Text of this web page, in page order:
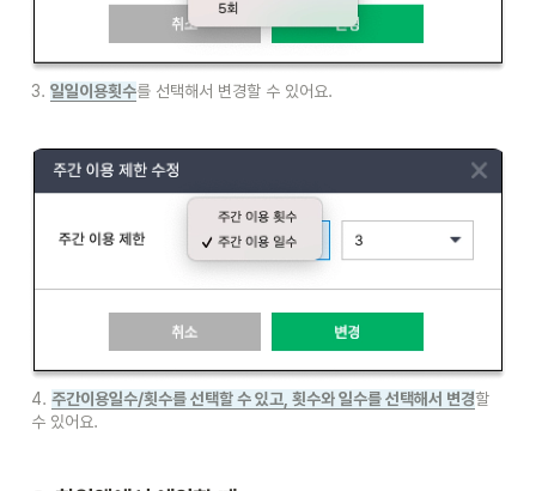
3. 일일이용횟수를 선택해서 변경할 수 있어요.
4. 주간이용일수/횟수를 선택할 수 있고, 횟수와 일수를 선택해서 변경할
수 있어요.